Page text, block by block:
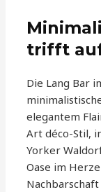
trifft
Die Lang Bar
elegantem
Art déco-Stil,
Yorker
Oase im
Nachbarschaft